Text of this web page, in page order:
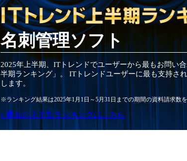
名刺管理ソフト
2025年上半期 、ITトレンドでユーザーから最もお問い
半期ランキング」。 ITトレンドユーザーに最も支持さ
します。
※ランキング結果は2025年1月1日～5月31日 までの期間の資料請求数
» 最新の上半期ランキングはこちら